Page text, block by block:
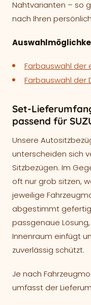
Nahtvarianten – so
nach Ihren
Farbauswahl der
Farbauswahl der
Set-
passend für
Unsere
unterscheiden sich
Sitzbezügen. Im
oft nur grob sitzen,
jeweilige
abgestimmt
passgenaue
Innenraum einfügt
zuverlässig schützt.
Je nach
umfasst der